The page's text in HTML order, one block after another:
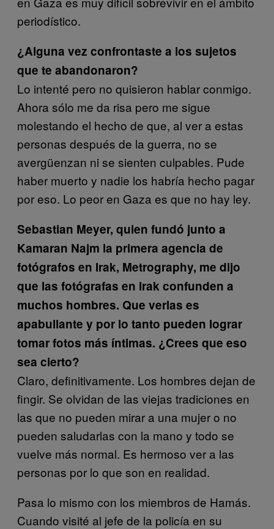
periodístico.
¿Alguna vez confrontaste a los sujetos
que te abandonaron?
Lo intenté pero no quisieron hablar conmigo.
Ahora sólo me da risa pero me sigue
molestando el hecho de que, al ver a estas
personas después de la guerra, no se
avergüenzan ni se sienten culpables. Pude
haber muerto y nadie los habría hecho pagar
por eso. Lo peor en Gaza es que no hay ley.
Sebastian Meyer, quien fundó junto a
Kamaran Najm la primera agencia de
fotógrafos en Irak, Metrography, me dijo
que las fotógrafas en Irak confunden a
muchos hombres. Que verlas es
apabullante y por lo tanto pueden lograr
tomar fotos más íntimas. ¿Crees que eso
sea cierto?
Claro, definitivamente. Los hombres dejan de
fingir. Se olvidan de las viejas tradiciones en
las que no pueden mirar a una mujer o no
pueden saludarlas con la mano y todo se
vuelve más normal. Es hermoso ver a las
personas por lo que son en realidad.
Pasa lo mismo con los miembros de Hamás.
Cuando visité al jefe de la policía en su